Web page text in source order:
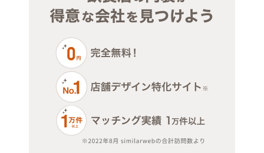
エステサロン
物販・アパレル
横浜市神奈川区
横浜市瀬谷区
横浜市西区
横浜市青葉区